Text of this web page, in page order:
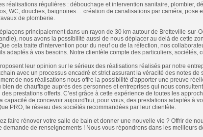
réalisations régulières : débouchage et intervention sanitaire, plombier,
WC, douches, baignoires… création de canalisations par caméra, pose
de plomberie.
principalement dans un rayon de 30 km autour de Bretteville-sur-
nous avons la possibilité aussi de nous déplacer au delà de cette
cela traite d'intervention pour du neuf ou de la réfection, nos
adaptés à vos besoins. Notre clientèle compte des particuliers, sociétés,
leur opinion sur le sérieux des réalisations réalisés par notre
avec un processus encadré et strict assurant la véracité des notes de
de nos réalisations nous offre la possibilité d'apporter une preuve
bien de chauffage auprès des personnes et entreprises qui nous
des prestations offerts. C’est grâce à cette expérience de toutes les
capacité de concevoir aujourd'hui, pour vous, des prestations adaptés à
PRO, le réseau des sociétés recommandées par leur clientèle.
faire rénover votre salle de bain et donner une nouvelle vie ? Offrir de
demande de renseignements ! Nous vous répondrons dans les meilleurs